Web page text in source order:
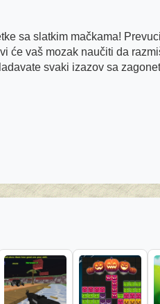
sa slatkim mačkama!
će vaš mozak naučiti da
svaki izazov sa